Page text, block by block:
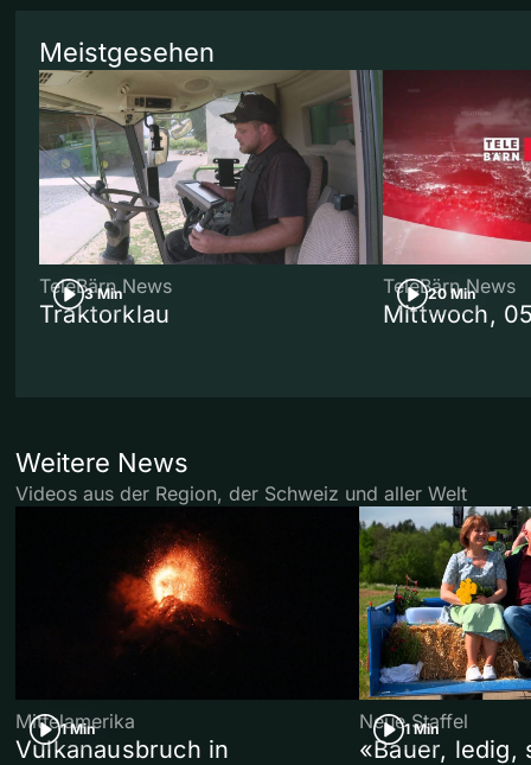
Meistgesehen
3 Min
TeleBärn News
Traktorklau
20 Min
TeleBärn News
Mittwoch,
Weitere News
Videos aus der Region, der Schweiz und aller Welt
1 Min
Mittelamerika
Vulkanausbruch in
1 Min
Neue Staffel
«Bauer, ledig,